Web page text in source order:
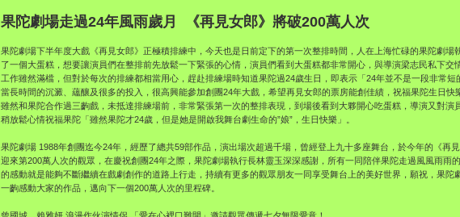
果陀劇場走過24年風雨歲月 《再見女郎》將破200萬人次
果陀劇場下半年度大戲《再見女郎》正極積排練中，今天也是日前定下的第一次整排時間，人在上海忙碌的果陀劇場
了一個大蛋糕，想要讓演員們在整排前先放鬆一下緊張的心情，演員們看到大蛋糕都非常開心，與導演梁志民私下交
工作雖然滿檔，但對於每次的排練都相當用心，趕赴排練場時知道果陀過24歲生日，即表示「24年並不是一段非常短
當長時間的沉澱、蘊釀及很多的投入，很高興能參加創團24年大戲，希望再見女郎的票房能創佳績，祝福果陀生日快
雖然和果陀合作過三齣戲，未抵達排練場前，非常緊張第一次的整排表現，到場後看到大夥開心吃蛋糕，導演又對演
稍放鬆心情祝福果陀「雖然果陀才24歲，但是她是開啟我舞台劇生命的”娘”，生日快樂」。
果陀劇場 1988年創團迄今24年，經歷了總共59部作品，演出場次超過千場，曾經登上九十多座舞台，於今年的《再
迎來第200萬人次的觀眾，在慶祝創團24年之際，果陀劇場執行長林靈玉深深感謝，所有一同陪伴果陀走過風風雨雨
的感動就是能夠不斷繼續在戲劇創作的道路上行走，持續有更多的觀眾朋友一同享受舞台上的美好世界，願祝，果陀
一齣感動大家的作品，邁向下一個200萬人次的里程碑。